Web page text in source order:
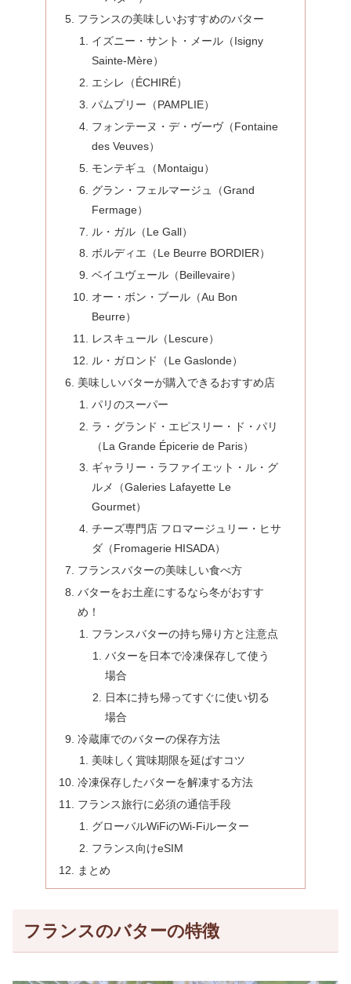
フランスの美味しいおすすめのバター
イズニー・サント・メール（Isigny
Sainte-Mère）
エシレ（ÉCHIRÉ）
パムプリー（PAMPLIE）
フォンテーヌ・デ・ヴーヴ（Fontaine
des Veuves）
モンテギュ（Montaigu）
グラン・フェルマージュ（Grand
Fermage）
ル・ガル（Le Gall）
ボルディエ（Le Beurre BORDIER）
ベイユヴェール（Beillevaire）
オー・ボン・ブール（Au Bon
Beurre）
レスキュール（Lescure）
ル・ガロンド（Le Gaslonde）
美味しいバターが購入できるおすすめ店
パリのスーパー
ラ・グランド・エピスリー・ド・パリ
（La Grande Épicerie de Paris）
ギャラリー・ラファイエット・ル・グ
ルメ（Galeries Lafayette Le
Gourmet）
チーズ専門店 フロマージュリー・ヒサ
ダ（Fromagerie HISADA）
フランスバターの美味しい食べ方
バターをお土産にするなら冬がおすす
め！
フランスバターの持ち帰り方と注意点
バターを日本で冷凍保存して使う
場合
日本に持ち帰ってすぐに使い切る
場合
冷蔵庫でのバターの保存方法
美味しく賞味期限を延ばすコツ
冷凍保存したバターを解凍する方法
フランス旅行に必須の通信手段
グローバルWiFiのWi-Fiルーター
フランス向けeSIM
まとめ
フランスのバターの特徴